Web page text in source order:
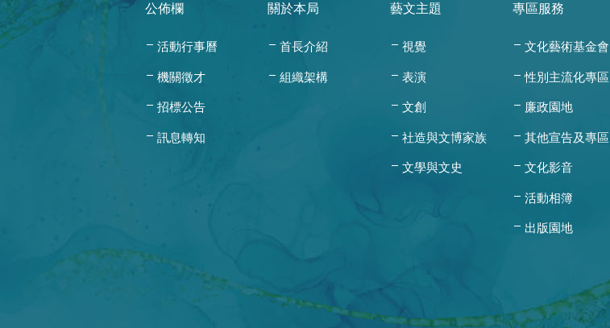
公佈欄
活動行事曆
機關徵才
招標公告
訊息轉知
關於本局
首長介紹
組織架構
藝文主題
視覺
表演
文創
社造與文博家族
文學與文史
專區服務
文化藝術基金會
性別主流化專區
廉政園地
其他宣告及專區
文化影音
活動相簿
出版園地